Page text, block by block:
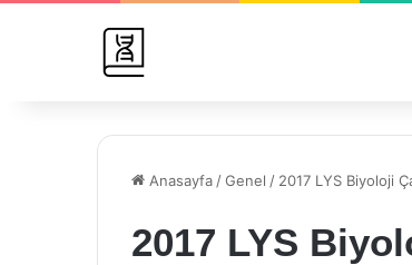
Anasayfa /Genel / 2017 LYS Biyoloji
2017 LYS